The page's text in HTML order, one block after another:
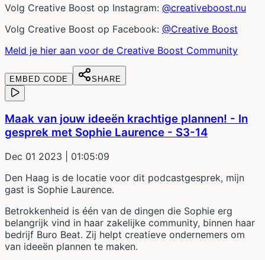
Volg Creative Boost op Instagram: @creativeboost.nu
Volg Creative Boost op Facebook: @Creative Boost
Meld je hier aan voor de Creative Boost Community
EMBED CODE SHARE
Maak van jouw ideeën krachtige plannen! - In
gesprek met Sophie Laurence - S3-14
Dec 01 2023 | 01:05:09
Den Haag is de locatie voor dit podcastgesprek, mijn
gast is Sophie Laurence.
Betrokkenheid is één van de dingen die Sophie erg
belangrijk vind in haar zakelijke community, binnen haar
bedrijf Buro Beat. Zij helpt creatieve ondernemers om
van ideeën plannen te maken.